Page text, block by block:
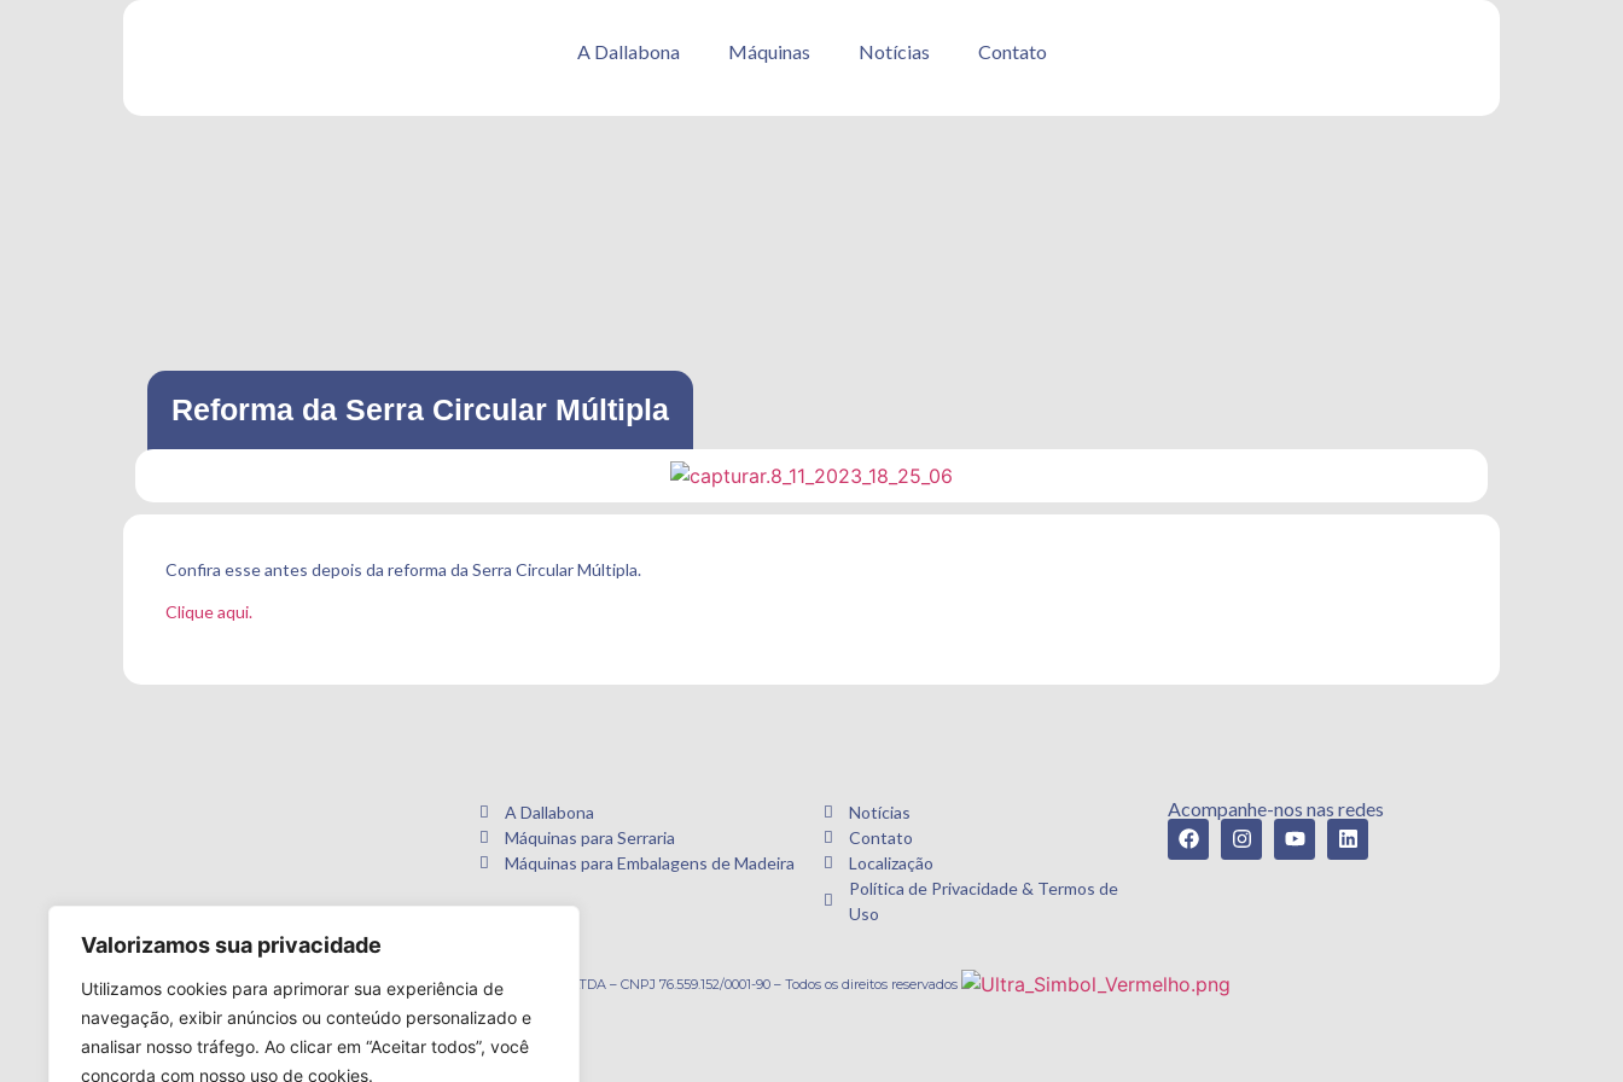
Valorizamos sua privacidade
Utilizamos cookies para aprimorar sua experiência de
navegação, exibir anúncios ou conteúdo personalizado e
analisar nosso tráfego. Ao clicar em “Aceitar todos”, você
concorda com nosso uso de cookies.
A Dallabona Máquinas Notícias Contato
Reforma da Serra Circular Múltipla
Confira esse antes depois da reforma da Serra Circular Múltipla.
Clique aqui.
A Dallabona
Máquinas para Serraria
Máquinas para Embalagens de Madeira
Notícias
Contato
Localização
Política de Privacidade & Termos de
Uso
Acompanhe-nos nas redes
© 2026 Dallabona Máquinas LTDA – CNPJ 76.559.152/0001-90 – Todos os direitos reservados